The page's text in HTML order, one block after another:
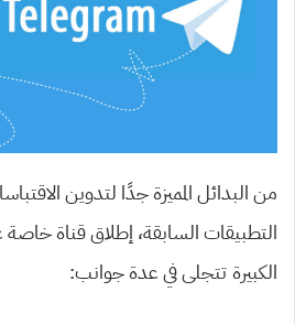
من البدائل المميزة جدًا لتدوين
التطبيقات السابقة، إطلاق قناة خاصة
الكبيرة تتجلى في عدة جوانب: